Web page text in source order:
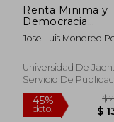
Renta Minima y
Democracia
Sustantiva: De los
"Derechos de
"Ciudadania
Jose Luis Monereo
Universidad De Jaen.
Servicio De
E Intercambio, 2021, 1
Edición, Tapa
Nuevo